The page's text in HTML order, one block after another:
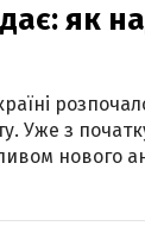
як
Уже з
нового